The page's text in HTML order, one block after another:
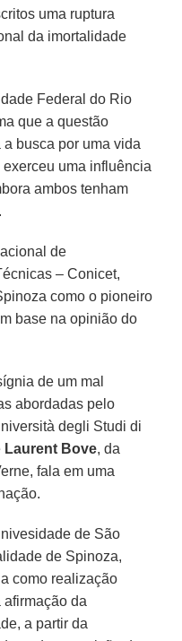
uma ruptura
da imortalidade
Federal do Rio
que a questão
busca por uma vida
exerceu uma influência
ambos tenham
de
– Conicet,
como o pioneiro
base na opinião do
de um mal
abordadas pelo
degli Studi di
Laurent Bove, da
fala em uma
de São
de Spinoza,
como realização
da
a partir da